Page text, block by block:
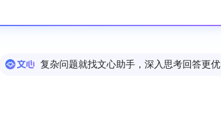
复杂问题就找文心助手，深入思考回答更优